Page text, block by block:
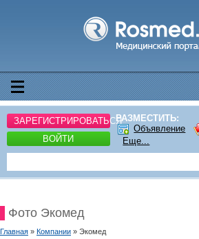
ЗАРЕГИСТРИРОВАТЬСЯ
ВОЙТИ
РАЗМЕСТИТЬ:
Объявление
Еще...
Фото Экомед
Главная » Компании » Экомед